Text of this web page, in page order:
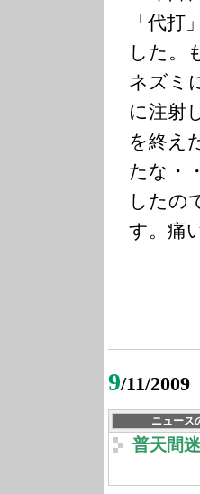
「代
した。
ネズミ
に注射
を終え
たな・
したの
す。痛
9/11/2009
ニュース
普天間